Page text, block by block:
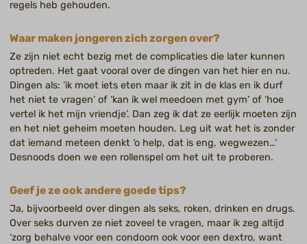
regels heb gehouden.
Waar maken jongeren zich zorgen over?
Ze zijn niet echt bezig met de complicaties die later kunnen
optreden. Het gaat vooral over de dingen van het hier en nu.
Dingen als: ‘ik moet iets eten maar ik zit in de klas en ik durf
het niet te vragen’ of ‘kan ik wel meedoen met gym’ of ‘hoe
vertel ik het mijn vriendje’. Dan zeg ik dat ze eerlijk moeten zijn
en het niet geheim moeten houden. Leg uit wat het is zonder
dat iemand meteen denkt ‘o help, dat is eng, wegwezen…’
Desnoods doen we een rollenspel om het uit te proberen.
Geef je ze ook andere goede tips?
Ja, bijvoorbeeld over dingen als seks, roken, drinken en drugs.
Over seks durven ze niet zoveel te vragen, maar ik zeg altijd
‘zorg behalve voor een condoom ook voor een dextro, want